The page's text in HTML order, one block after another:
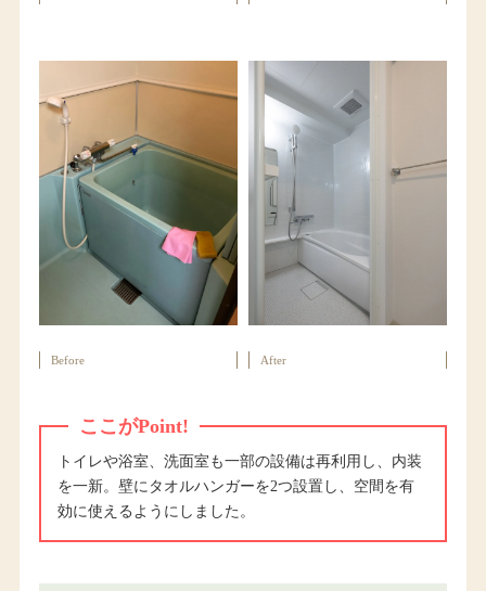
Before After
ここがPoint!
トイレや浴室、洗面室も一部の設備は再利用し、内装
を一新。壁にタオルハンガーを2つ設置し、空間を有
効に使えるようにしました。